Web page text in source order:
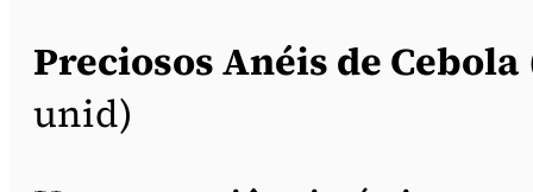
Preciosos Anéis de Cebola
unid)